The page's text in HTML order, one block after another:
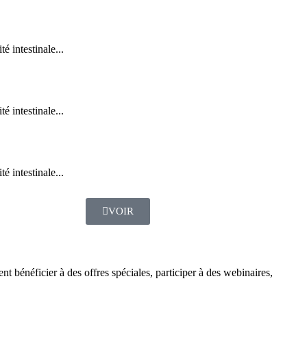
intestinale...
intestinale...
intestinale...
VOIR
bénéficier à des offres spéciales, participer à des webinaires,